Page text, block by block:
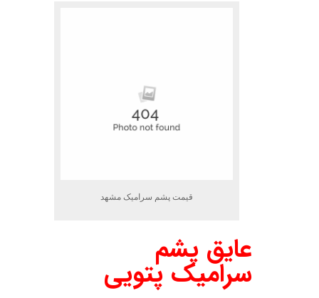
قیمت پشم سرامیک مشهد
عایق پشم
سرامیک پتویی